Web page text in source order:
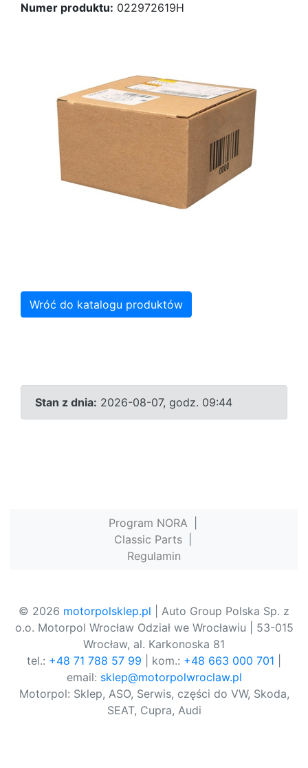
Numer produktu: 022972619H
Wróć do katalogu produktów
Stan z dnia: 2026-08-07, godz. 09:44
Program NORA
Classic Parts
Regulamin
© 2026 motorpolsklep.pl | Auto Group Polska Sp. z
o.o. Motorpol Wrocław Odział we Wrocławiu | 53-015
Wrocław, al. Karkonoska 81
tel.: +48 71 788 57 99 | kom.: +48 663 000 701
email: sklep@motorpolwroclaw.pl
Motorpol: Sklep, ASO, Serwis, części do VW, Skoda,
SEAT, Cupra, Audi